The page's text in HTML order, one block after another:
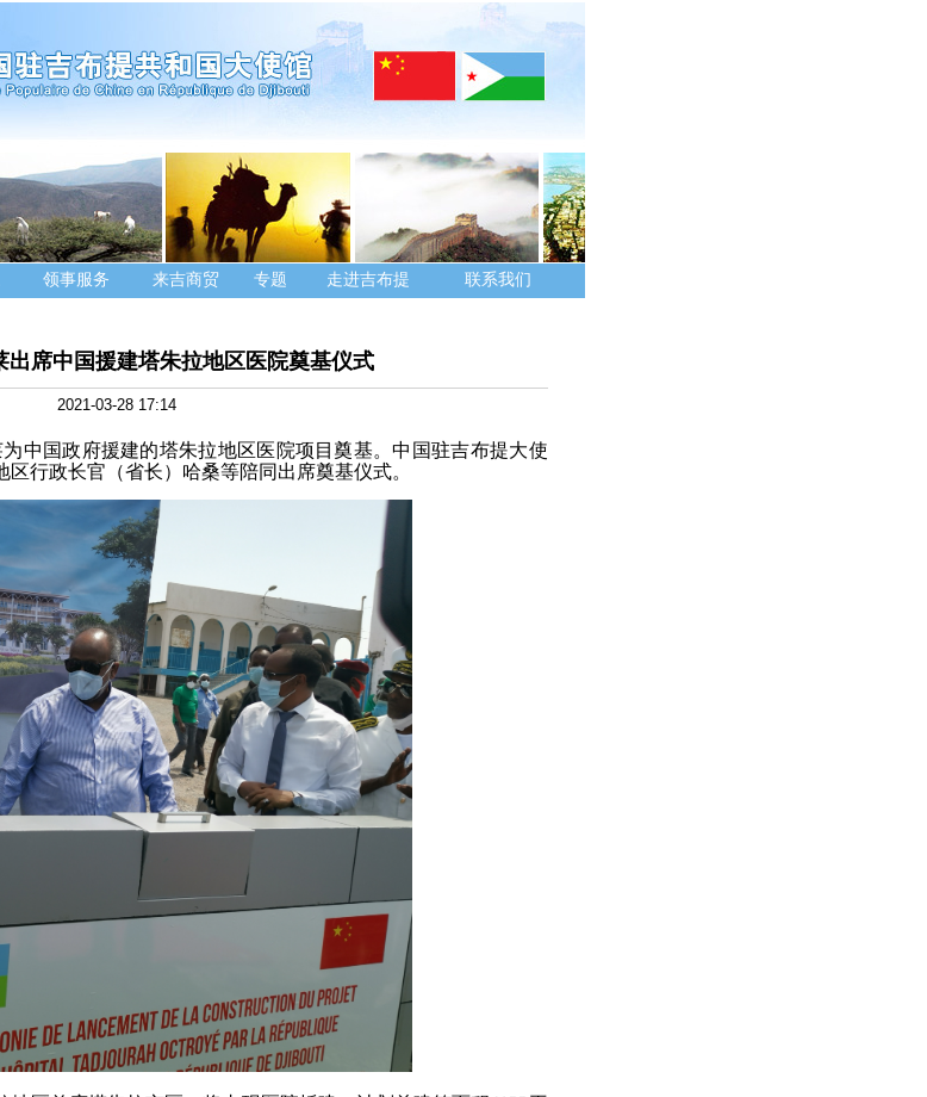
领事服务 来吉商贸 专题 走进吉布提 联系我们
出席中国援建塔朱拉地区医院奠基仪式
2021-03-28 17:14
中国政府援建的塔朱拉地区医院项目奠基。中国驻吉布提大使
行政长官（省长）哈桑等陪同出席奠基仪式。